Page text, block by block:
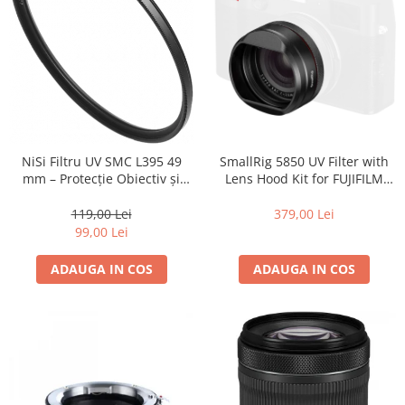
Camere Video Cinematice
Camere video de actiune
Accesorii camere video de actiune
Accesorii drone
Acumulatori camere video
Lampi video
Stabilizatoare (Gimbal) / Steady
Huse Protectie / Ploaie camere
Accesorii diverse pt camere video
Camere Video Compacte
NiSi Filtru UV SMC L395 49
mm – Protecție Obiectiv și
119,00 Lei
99,00 Lei
ADAUGA IN COS
SmallRig 5850 UV Filter with
Lens Hood Kit for FUJIFILM
379,00 Lei
ADAUGA IN COS